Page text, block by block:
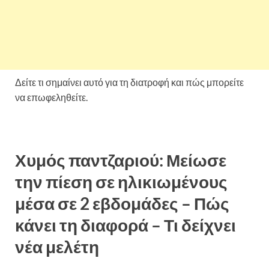
Δείτε τι σημαίνει αυτό για τη διατροφή και πώς μπορείτε
να επωφεληθείτε.
Χυμός παντζαριού: Μείωσε
την πίεση σε ηλικιωμένους
μέσα σε 2 εβδομάδες – Πώς
κάνει τη διαφορά – Τι δείχνει
νέα μελέτη